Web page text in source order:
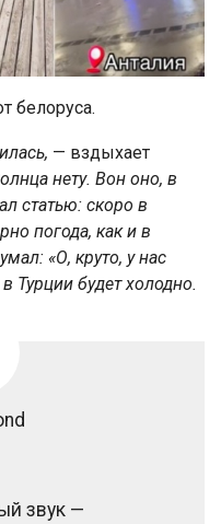
белоруса.
— вздыхает
нету. Вон оно, в
статью: скоро в
погода, как и в
«О, круто, у нас
Турции будет холодно.
звук —